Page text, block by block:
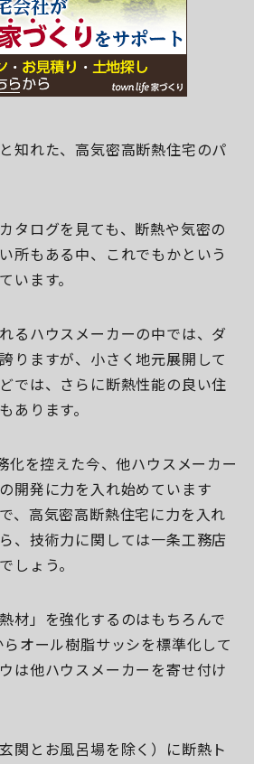
知れた、高気密高断熱住宅のパ
タログを見ても、断熱や気密の
所もある中、これでもかという
います。
るハウスメーカーの中では、ダ
りますが、小さく地元展開して
では、さらに断熱性能の良い住
あります。
を控えた今、他ハウスメーカー
開発に力を入れ始めています
、高気密高断熱住宅に力を入れ
、技術力に関しては一条工務店
しょう。
材」を強化するのはもちろんで
オール樹脂サッシを標準化して
は他ハウスメーカーを寄せ付け
関とお風呂場を除く）に断熱ト